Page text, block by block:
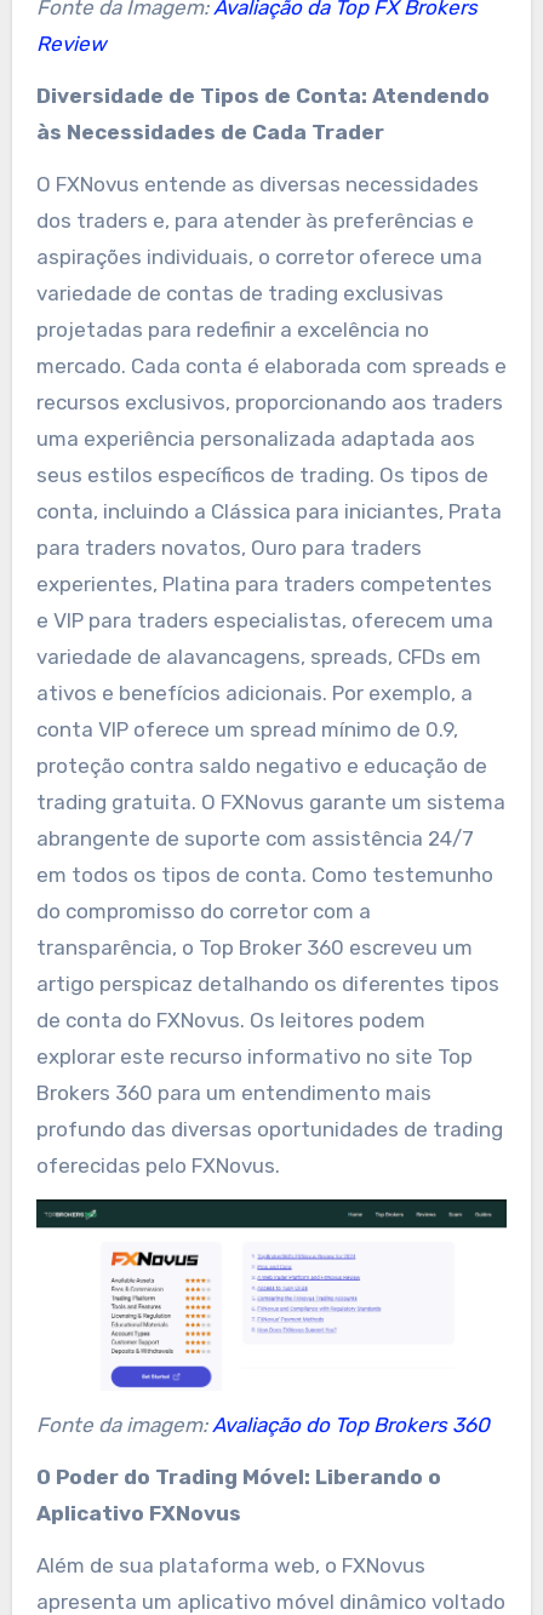
Fonte da Imagem: Avaliação da Top FX Brokers
Review
Diversidade de Tipos de Conta: Atendendo
às Necessidades de Cada Trader
O FXNovus entende as diversas necessidades
dos traders e, para atender às preferências e
aspirações individuais, o corretor oferece uma
variedade de contas de trading exclusivas
projetadas para redefinir a excelência no
mercado. Cada conta é elaborada com spreads e
recursos exclusivos, proporcionando aos traders
uma experiência personalizada adaptada aos
seus estilos específicos de trading. Os tipos de
conta, incluindo a Clássica para iniciantes, Prata
para traders novatos, Ouro para traders
experientes, Platina para traders competentes
e VIP para traders especialistas, oferecem uma
variedade de alavancagens, spreads, CFDs em
ativos e benefícios adicionais. Por exemplo, a
conta VIP oferece um spread mínimo de 0.9,
proteção contra saldo negativo e educação de
trading gratuita. O FXNovus garante um sistema
abrangente de suporte com assistência 24/7
em todos os tipos de conta. Como testemunho
do compromisso do corretor com a
transparência, o Top Broker 360 escreveu um
artigo perspicaz detalhando os diferentes tipos
de conta do FXNovus. Os leitores podem
explorar este recurso informativo no site Top
Brokers 360 para um entendimento mais
profundo das diversas oportunidades de trading
oferecidas pelo FXNovus.
Fonte da imagem: Avaliação do Top Brokers 360
O Poder do Trading Móvel: Liberando o
Aplicativo FXNovus
Além de sua plataforma web, o FXNovus
apresenta um aplicativo móvel dinâmico voltado